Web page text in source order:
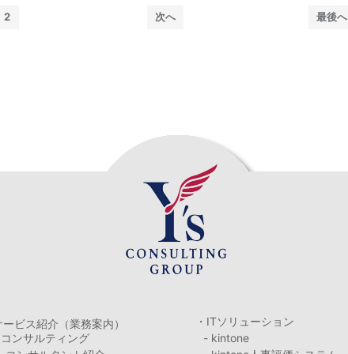
2 次へ 最後へ
ービス紹介（業務案内）
コンサルティング
・ITソリューション
- kintone